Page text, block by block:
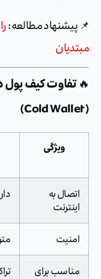
مطالعه:
کیف
به
متوسط
برای تراکنش